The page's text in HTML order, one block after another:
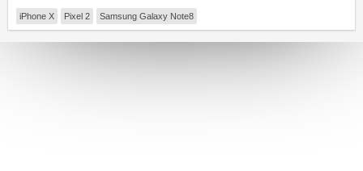
iPhone X Pixel 2 Samsung Galaxy Note8